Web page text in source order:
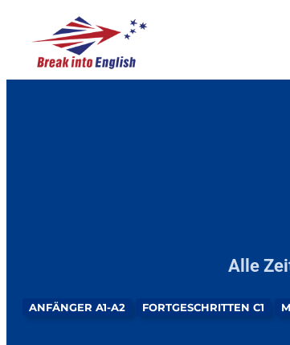
Alle
ANFÄNGER A1-A2 FORTGESCHRITTEN C1